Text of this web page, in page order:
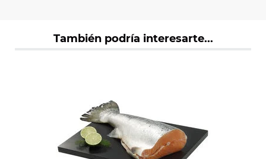
También podría interesarte...